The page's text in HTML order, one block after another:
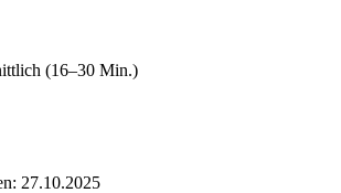
(16–30 Min.)
27.10.2025